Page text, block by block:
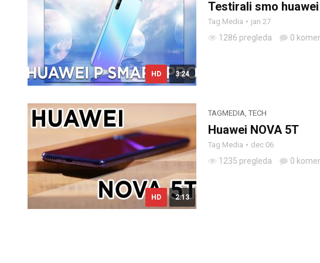
HD 3:24
Testirali smo
Tag Media jan 27
1286 pregleda 0
HD 2:13
TAGMEDIA, TECH
Huawei NOVA 5T
Tag Media dec 06
1235 pregleda 0